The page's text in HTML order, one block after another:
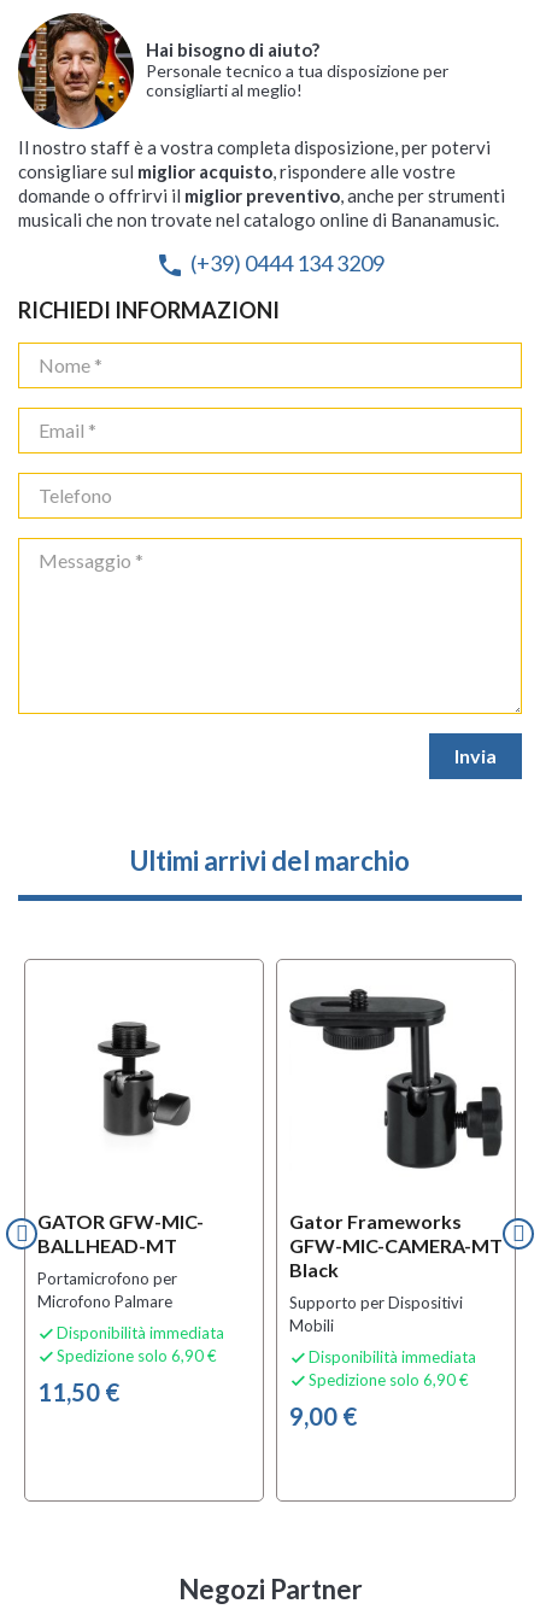
Hai bisogno di aiuto?
Personale tecnico a tua disposizione per
consigliarti al meglio!
Il nostro staff è a vostra completa disposizione, per potervi
consigliare sul miglior acquisto, rispondere alle vostre
domande o offrirvi il miglior preventivo, anche per strumenti
musicali che non trovate nel catalogo online di Bananamusic.
phone (+39) 0444 134 3209
RICHIEDI INFORMAZIONI
Ultimi arrivi del marchio
GATOR GFW-MIC-
BALLHEAD-MT
Portamicrofono per
Microfono Palmare
 Disponibilità immediata
 Spedizione solo 6,90 €
11,50 €
Gator Frameworks
GFW-MIC-CAMERA-MT
Black
Supporto per Dispositivi
Mobili
 Disponibilità immediata
 Spedizione solo 6,90 €
9,00 €
Negozi Partner